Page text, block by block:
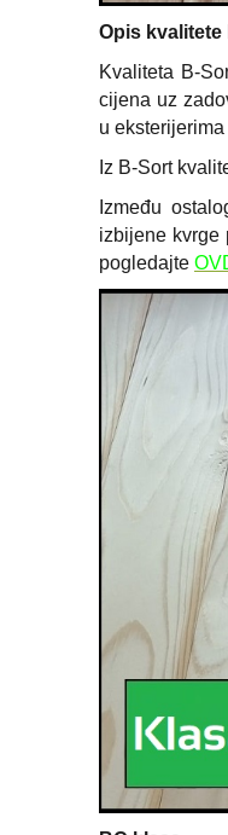
Opis kvalitete
Kvaliteta B-
cijena uz
u
Iz B-Sort
Između
izbijene kvrge
pogledajte